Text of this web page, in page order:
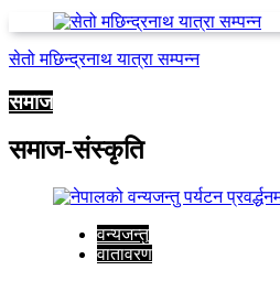
सेतो मछिन्द्रनाथ यात्रा सम्पन्न
समाज
समाज-संस्कृति
वन्यजन्तु
वातावरण